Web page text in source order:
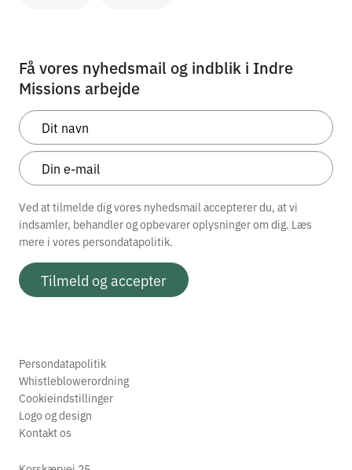
Få vores nyhedsmail og indblik i Indre
Missions arbejde
Ved at tilmelde dig vores nyhedsmail accepterer du, at vi
indsamler, behandler og opbevarer oplysninger om dig. Læs
mere i vores persondatapolitik.
Tilmeld og accepter
Persondatapolitik
Whistleblowerordning
Cookieindstillinger
Logo og design
Kontakt os